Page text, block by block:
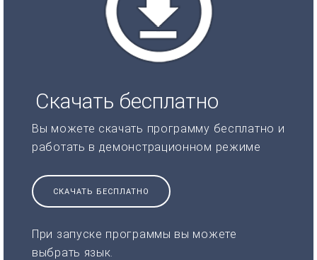
Скачать бесплатно
Вы можете скачать программу бесплатно и
работать в демонстрационном режиме
СКАЧАТЬ БЕСПЛАТНО
При запуске программы вы можете
выбрать язык.